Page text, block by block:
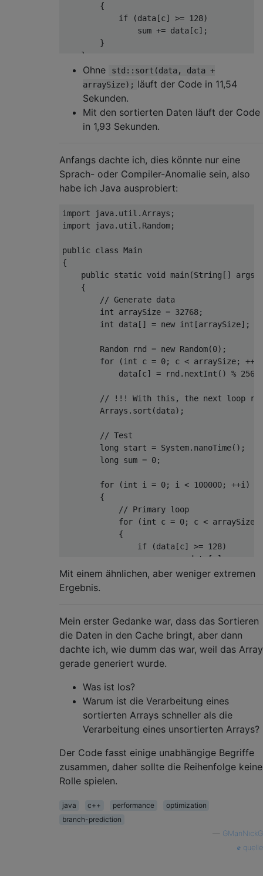
{
if
(data[c] >= 128)
                sum
+= data[c];
}
}
double elapsedTime static_cast
    std
::cout
    std
::cout << "sum = " << sum << std::
Ohne
std::sort(data, data +
arraySize); läuft der Code in 11,54
Sekunden.
Mit den sortierten Daten läuft der Code
in 1,93 Sekunden.
Anfangs dachte ich, dies könnte nur eine
Sprach- oder Compiler-Anomalie sein, also
habe ich Java ausprobiert:
import java. util .Arrays ;
import java. util . Random;
public class Main
{
public
static void main (String [] args
{
// Generate data
int arraySize = 32768;
int data[] = new int [arraySize];
Random rnd = new Random(0);
for
(int c = 0; c < arraySize; ++
            data
[c] = rnd . nextInt () % 256
// !!! With this, the next loop
Arrays . sort (data);
// Test
long start = System. nanoTime();
long sum = 0;
for (int i = 0; i < 100000; ++i )
{
// Primary loop
for
(int c = 0; c < arraySize
{
if
(data[c] >= 128)
data [
];
}
System.out. println("sum = " + sum
}
}
Mit einem ähnlichen, aber weniger extremen
Ergebnis.
Mein erster Gedanke war, dass das Sortieren
die Daten in den Cache bringt, aber dann
dachte ich, wie dumm das war, weil das Array
gerade generiert wurde.
Was ist los?
Warum ist die Verarbeitung eines
sortierten Arrays schneller als die
Verarbeitung eines unsortierten Arrays?
Der Code fasst einige unabhängige Begriffe
zusammen, daher sollte die Reihenfolge keine
Rolle spielen.
java c++ performance
optimization
branch-prediction
GManNickG
quelle